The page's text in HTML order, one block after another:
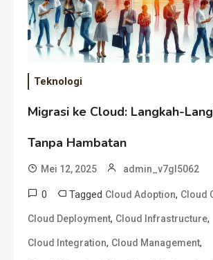
Teknologi
Migrasi ke Cloud: Langkah-
Tanpa Hambatan
Mei 12, 2025 admin_v7gl5062
0 Tagged Cloud Adoption, Cloud
Cloud Deployment, Cloud Infrastructure,
Cloud Integration, Cloud Management,